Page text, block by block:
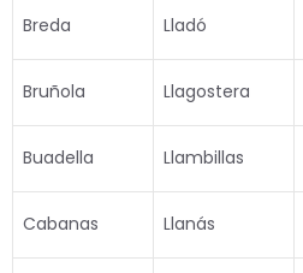
Breda Lladó
Bruñola Llagostera
Buadella Llambillas
Cabanas Llanás